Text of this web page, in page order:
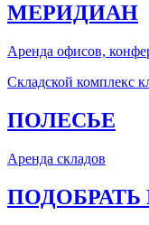
МЕРИДИАН
Аренда офисов,
Складской комплекс
ПОЛЕСЬЕ
Аренда складов